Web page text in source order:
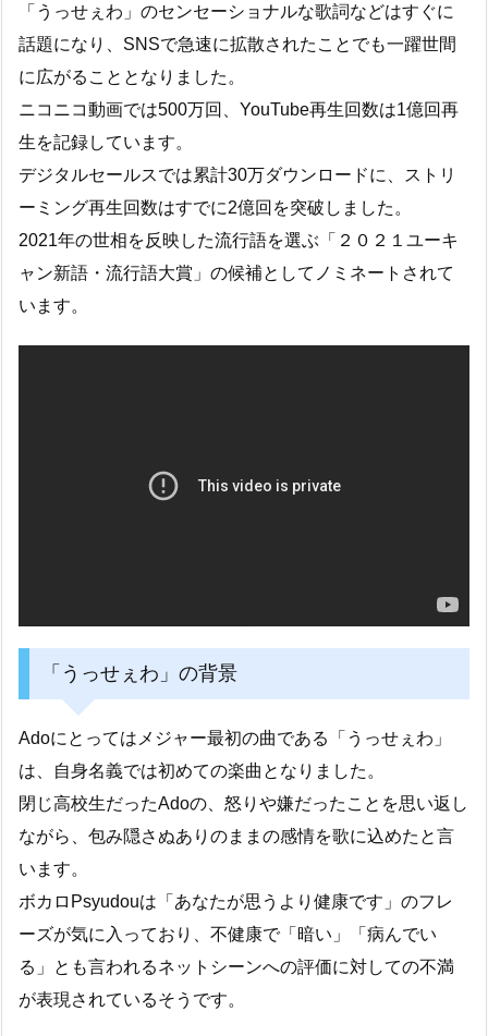
「うっせぇわ」のセンセーショナルな歌詞などはすぐに
話題になり、SNSで急速に拡散されたことでも一躍世間
に広がることとなりました。
ニコニコ動画では500万回、YouTube再生回数は1億回再
生を記録しています。
デジタルセールスでは累計30万ダウンロードに、ストリ
ーミング再生回数はすでに2億回を突破しました。
2021年の世相を反映した流行語を選ぶ「２０２１ユーキ
ャン新語・流行語大賞」の候補としてノミネートされて
います。
「うっせぇわ」の背景
Adoにとってはメジャー最初の曲である「うっせぇわ」
は、自身名義では初めての楽曲となりました。
閉じ高校生だったAdoの、怒りや嫌だったことを思い返し
ながら、包み隠さぬありのままの感情を歌に込めたと言
います。
ボカロPsyudouは「あなたが思うより健康です」のフレ
ーズが気に入っており、不健康で「暗い」「病んでい
る」とも言われるネットシーンへの評価に対しての不満
が表現されているそうです。